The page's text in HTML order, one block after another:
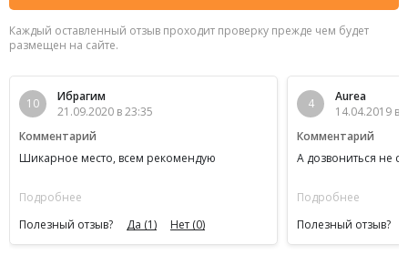
Каждый оставленный отзыв проходит проверку прежде чем будет
размещен на сайте.
10
Ибрагим
21.09.2020 в 23:35
Комментарий
Шикарное место, всем рекомендую
Подробнее
Полезный отзыв?
Да (1) Нет (0)
4
Aurea
14.04.2019 в
Комментарий
А дозвониться не
Подробнее
Полезный отзыв?